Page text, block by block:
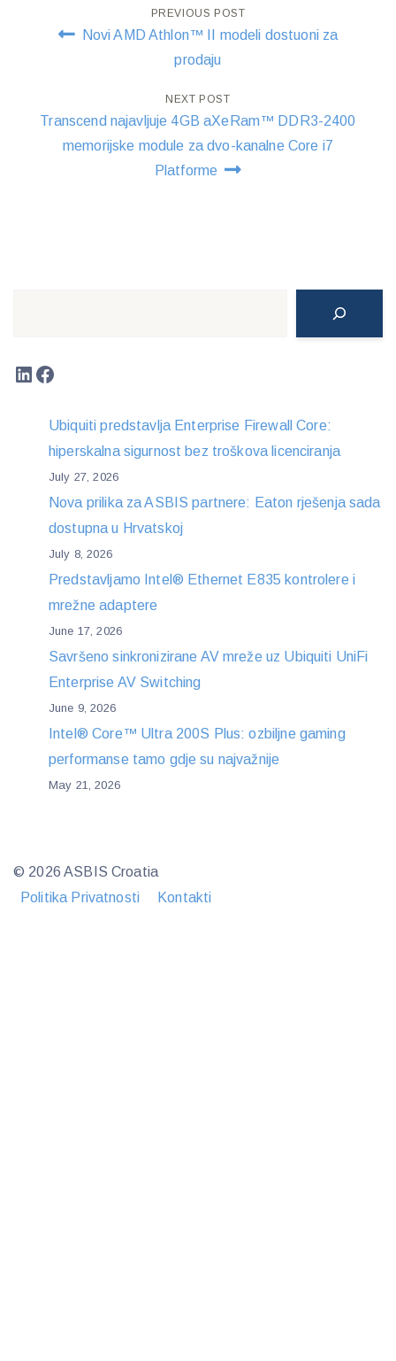
Post
PREVIOUS POST
Novi AMD Athlon™ II modeli dostuoni za
prodaju
NEXT POST
Transcend najavljuje 4GB aXeRam™ DDR3-2400
memorijske module za dvo-kanalne Core i7
Platforme
LinkedIn
Facebook
Ubiquiti predstavlja Enterprise Firewall Core:
hiperskalna sigurnost bez troškova licenciranja
July 27, 2026
Nova prilika za ASBIS partnere: Eaton rješenja sada
dostupna u Hrvatskoj
July 8, 2026
Predstavljamo Intel® Ethernet E835 kontrolere i
mrežne adaptere
June 17, 2026
Savršeno sinkronizirane AV mreže uz Ubiquiti UniFi
Enterprise AV Switching
June 9, 2026
Intel® Core™ Ultra 200S Plus: ozbiljne gaming
performanse tamo gdje su najvažnije
May 21, 2026
© 2026 ASBIS Croatia
Politika Privatnosti
Kontakti